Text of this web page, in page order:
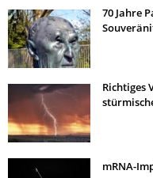
70 Jahre
Richtiges
mRNA-